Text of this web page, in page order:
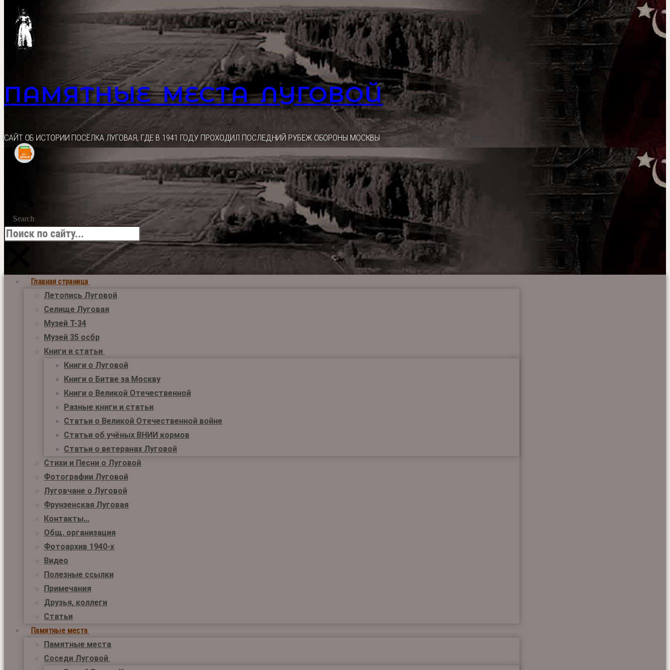
Перейти
содержимому
ПАМЯТНЫЕ МЕСТА ЛУГОВОЙ
CАЙТ ОБ ИСТОРИИ ПОСЁЛКА ЛУГОВАЯ, ГДЕ В 1941 ГОДУ ПРОХОДИЛ ПОСЛЕДНИЙ РУБЕЖ ОБОРОНЫ МОСКВЫ
Search
Главная страница
Летопись Луговой
Селище Луговая
Музей Т-34
Музей 35 осбр
Книги и статьи
Книги о Луговой
Книги о Битве за Москву
Книги о Великой Отечественной
Разные книги и статьи
Статьи о Великой Отечественной войне
Статьи об учёных ВНИИ кормов
Статьи о ветеранах Луговой
Стихи и Песни о Луговой
Фотографии Луговой
Луговчане о Луговой
Фрунзенская Луговая
Контакты…
Общ. организация
Фотоархив 1940-х
Видео
Полезные ссылки
Примечания
Друзья, коллеги
Статьи
Памятные места
Памятные места
Соседи Луговой